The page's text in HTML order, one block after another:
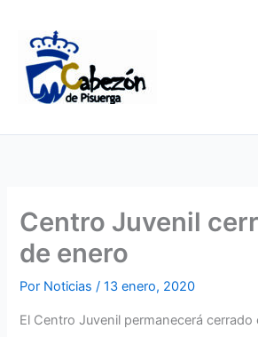
contenido
Centro Juvenil
de enero
Por Noticias/13 enero, 2020
El Centro Juvenil permanecerá cerrado